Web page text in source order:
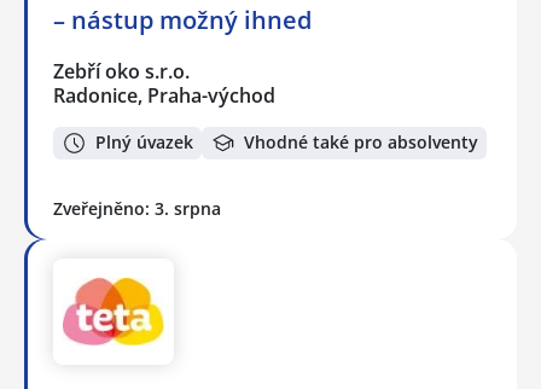
– nástup možný ihned
Zebří oko s.r.o.
Radonice, Praha-východ
Plný úvazek Vhodné také pro absolventy
Zveřejněno: 3. srpna